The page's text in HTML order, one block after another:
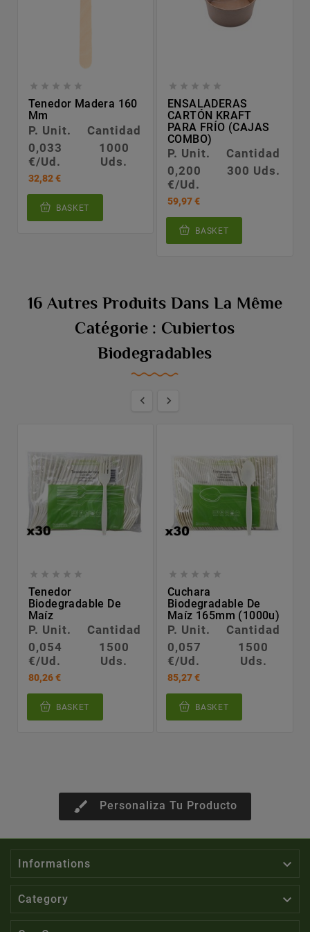
    
Tenedor Madera 160
Mm
P. Unit.
Cantidad
0,033
€/Ud.
1000
Uds.
32,82 €
BASKET
    
ENSALADERAS
CARTÓN KRAFT
PARA FRÍO (CAJAS
COMBO)
P. Unit.
Cantidad
0,200
€/Ud.
300 Uds.
59,97 €
BASKET
16 Autres Produits Dans La Même
Catégorie : Cubiertos
Biodegradables
 
    
Tenedor
Biodegradable De
Maíz
P. Unit.
Cantidad
0,054
€/Ud.
1500
Uds.
80,26 €
BASKET
    
Cuchara
Biodegradable De
Maíz 165mm (1000u)
P. Unit.
Cantidad
0,057
€/Ud.
1500
Uds.
85,27 €
BASKET
brush Personaliza Tu Producto
Informations 
Category 